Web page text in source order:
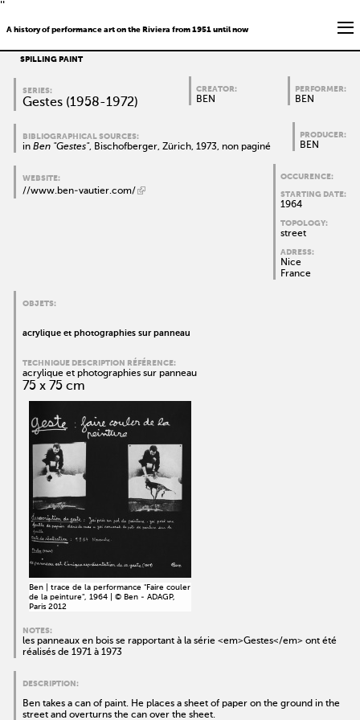
''
A history of performance art on the Riviera from 1951 until now
SPILLING PAINT
SERIES:
Gestes (1958-1972)
CREATOR:
BEN
PERFORMER:
BEN
BIBLIOGRAPHICAL SOURCES:
in Ben "Gestes" , Bischofberger, Zürich, 1973, non paginé
PRODUCER:
BEN
WEBSITE:
//www.ben-vautier.com/
OCCURENCE:
STARTING DATE:
1964
TOPOLOGY:
street
ADRESS:
Nice
France
OBJETS:
acrylique et photographies sur panneau
TECHNIQUE DESCRIPTION RÉFÉRENCE:
acrylique et photographies sur panneau
75 x 75 cm
Ben | trace de la performance "Faire couler
de la peinture", 1964 | © Ben - ADAGP,
Paris 2012
NOTES:
les panneaux en bois se rapportant à la série <em>Gestes</em> ont été
réalisés de 1971 à 1973
DESCRIPTION:
Ben takes a can of paint. He places a sheet of paper on the ground in the
street and overturns the can over the sheet.